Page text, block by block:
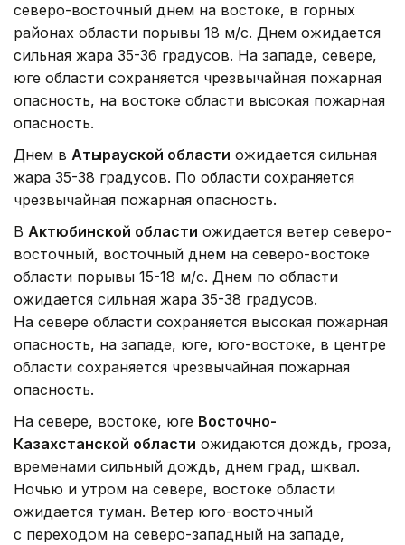
северо-восточный днем на востоке, в горных
районах области порывы 18 м/с. Днем ожидается
сильная жара 35-36 градусов. На западе, севере,
юге области сохраняется чрезвычайная пожарная
опасность, на востоке области высокая пожарная
опасность.
Днем в Атырауской области ожидается сильная
жара 35-38 градусов. По области сохраняется
чрезвычайная пожарная опасность.
В Актюбинской области ожидается ветер северо-
восточный, восточный днем на северо-востоке
области порывы 15-18 м/с. Днем по области
ожидается сильная жара 35-38 градусов.
На севере области сохраняется высокая пожарная
опасность, на западе, юге, юго-востоке, в центре
области сохраняется чрезвычайная пожарная
опасность.
На севере, востоке, юге Восточно-
Казахстанской области ожидаются дождь, гроза,
временами сильный дождь, днем град, шквал.
Ночью и утром на севере, востоке области
ожидается туман. Ветер юго-восточный
с переходом на северо-западный на западе,